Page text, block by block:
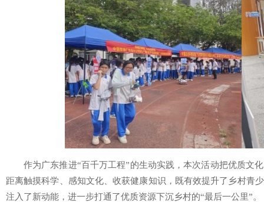
作为广东推进“百千万工程”的生动实践，本次活动把优质文
距离触摸科学、感知文化、收获健康知识，既有效提升了乡村青
注入了新动能，进一步打通了优质资源下沉乡村的“最后一公里”。